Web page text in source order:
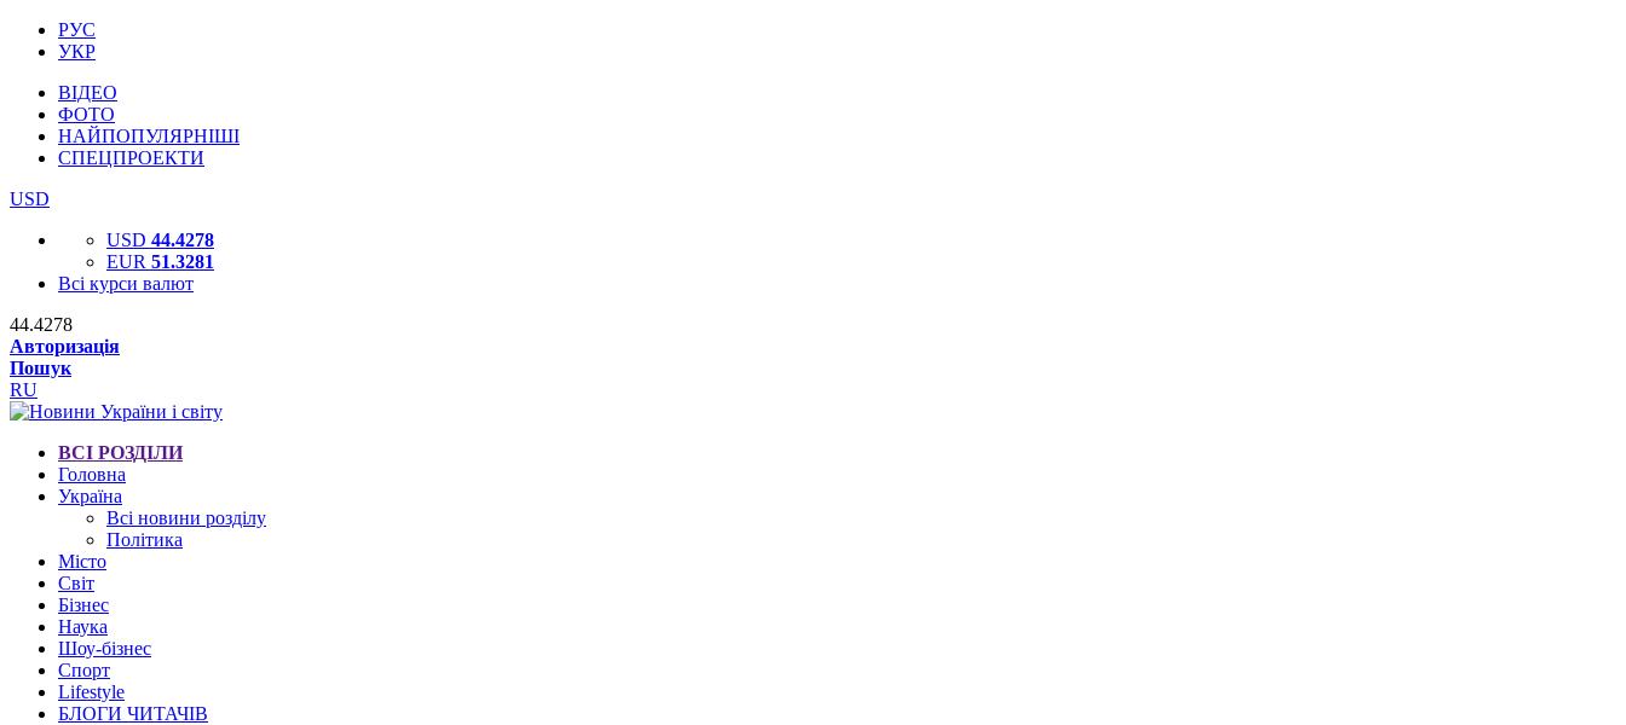
РУС
УКР
ВІДЕО
ФОТО
НАЙПОПУЛЯРНІШІ
СПЕЦПРОЕКТИ
USD
USD 44.4278
EUR 51.3281
Всі курси валют
44.4278
Авторизація
Пошук
RU
ВСІ РОЗДІЛИ
Головна
Україна
Всі новини розділу
Політика
Місто
Світ
Бізнес
Наука
Шоу-бізнес
Спорт
Lifestyle
БЛОГИ ЧИТАЧІВ